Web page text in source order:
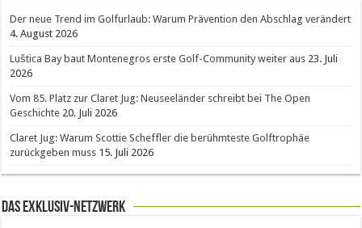
Der neue Trend im Golfurlaub: Warum Prävention den Abschlag verändert
4. August 2026
Luštica Bay baut Montenegros erste Golf-Community weiter aus 23. Juli
2026
Vom 85. Platz zur Claret Jug: Neuseeländer schreibt bei The Open
Geschichte 20. Juli 2026
Claret Jug: Warum Scottie Scheffler die berühmteste Golftrophäe
zurückgeben muss 15. Juli 2026
Das Exklusiv-Netzwerk